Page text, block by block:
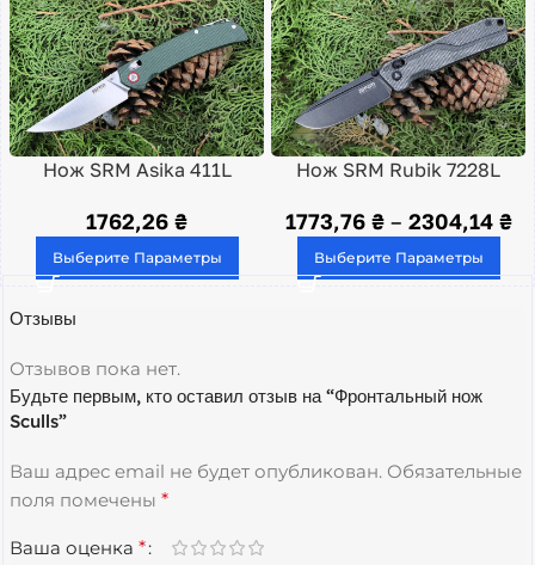
Нож SRM Asika 411L
1762,26 ₴
Выберите Параметры
Нож SRM Rubik 7228L
1773,76 ₴ – 2304,14 ₴
Выберите Параметры
Отзывы
Отзывов пока нет.
Будьте первым, кто оставил отзыв на “Фронтальный нож
Sculls”
Ваш адрес email не будет опубликован. Обязательные
поля помечены *
Ваша оценка *